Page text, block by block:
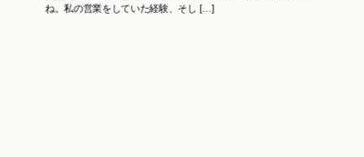
ね。私の営業をしていた経験、そし […]